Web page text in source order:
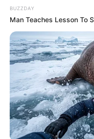
BUZZDAY
Man Teaches Lesson To